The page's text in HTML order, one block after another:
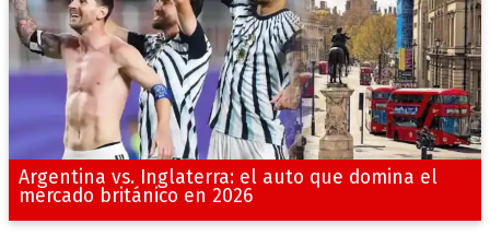
Argentina vs. Inglaterra: el auto que domina el
mercado británico en 2026